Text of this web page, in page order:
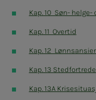
Kap. 10 Søn-
Kap. 11 Overtid
Kap. 12
Kap. 13
Kap. 13A